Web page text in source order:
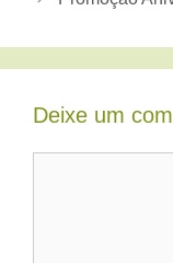
Deixe um